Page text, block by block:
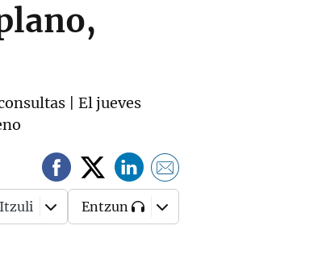
| El jueves
Itzuli Entzun